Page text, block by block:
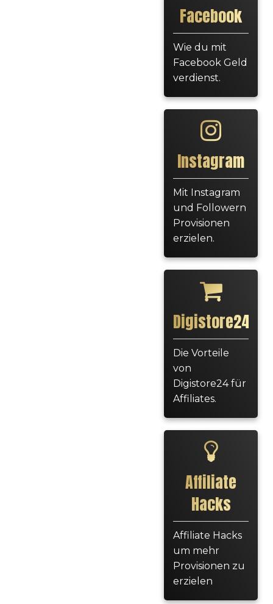
Facebook
Wie du mit
Facebook Geld
verdienst.
Instagram
Mit Instagram
und Followern
Provisionen
erzielen.
Digistore24
Die Vorteile
von
Digistore24 für
Affiliates.
Affiliate
Hacks
Affiliate Hacks
um mehr
Provisionen zu
erzielen